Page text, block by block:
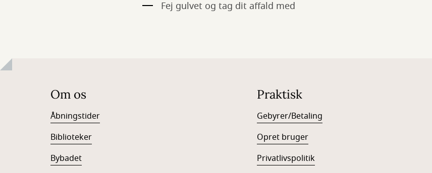
Fej gulvet og tag dit affald med
Om os
Åbningstider
Biblioteker
Bybadet
Praktisk
Gebyrer/Betaling
Opret bruger
Privatlivspolitik